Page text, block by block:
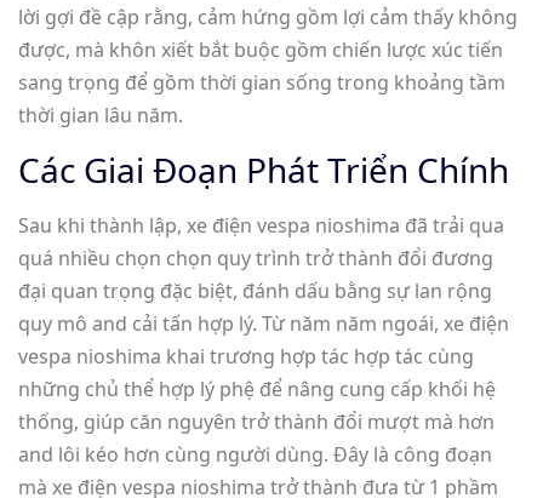
lời gợi đề cập rằng, cảm hứng gồm lợi cảm thấy không
được, mà khôn xiết bắt buộc gồm chiến lược xúc tiến
sang trọng để gồm thời gian sống trong khoảng tầm
thời gian lâu năm.
Các Giai Đoạn Phát Triển Chính
Sau khi thành lập, xe điện vespa nioshima đã trải qua
quá nhiều chọn chọn quy trình trở thành đổi đương
đại quan trọng đặc biệt, đánh dấu bằng sự lan rộng
quy mô and cải tấn hợp lý. Từ năm năm ngoái, xe điện
vespa nioshima khai trương hợp tác hợp tác cùng
những chủ thể hợp lý phệ để nâng cung cấp khối hệ
thống, giúp căn nguyên trở thành đổi mượt mà hơn
and lôi kéo hơn cùng người dùng. Đây là công đoạn
mà xe điện vespa nioshima trở thành đưa từ 1 phầm